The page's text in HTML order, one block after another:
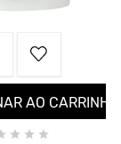
AO CARRINHO
  